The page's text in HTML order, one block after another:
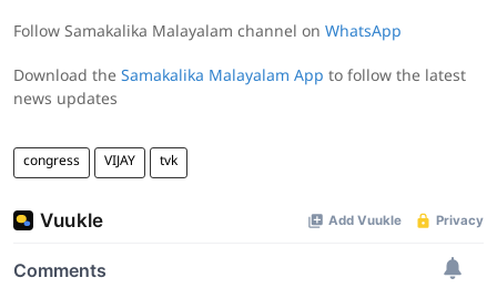
Follow Samakalika Malayalam channel on WhatsApp
Download the Samakalika Malayalam App to follow the latest
news updates
congress VIJAY tvk